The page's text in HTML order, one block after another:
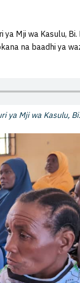
Mji wa Kasulu, Bi.
na baadhi ya
ya Mji wa Kasulu,